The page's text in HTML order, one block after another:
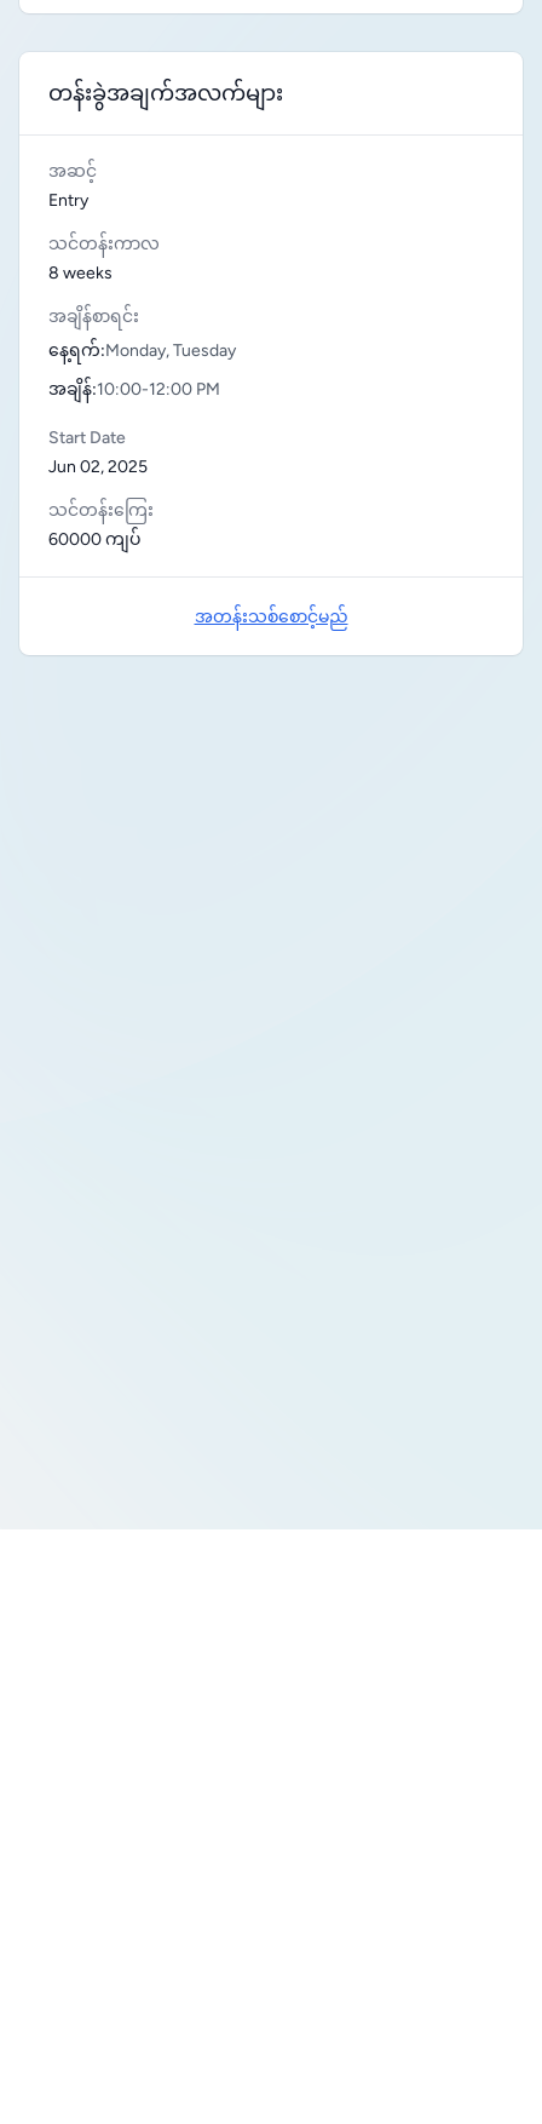
တန်းခွဲအချက်အလက်များ
အဆင့်
Entry
သင်တန်းကာလ
8 weeks
အချိန်စာရင်း
နေ့ရက်:Monday, Tuesday
အချိန်:10:00-12:00 PM
Start Date
Jun 02, 2025
သင်တန်းကြေး
60000 ကျပ်
အတန်းသစ်စောင့်မည်